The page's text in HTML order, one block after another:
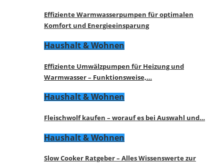
Effiziente Warmwasserpumpen für optimalen
Komfort und Energieeinsparung
Haushalt & Wohnen
Effiziente Umwälzpumpen für Heizung und
Warmwasser – Funktionsweise,…
Haushalt & Wohnen
Fleischwolf kaufen – worauf es bei Auswahl und…
Haushalt & Wohnen
Slow Cooker Ratgeber – Alles Wissenswerte zur